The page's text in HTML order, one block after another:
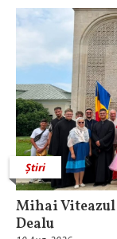
Știri
Mihai
Dealu